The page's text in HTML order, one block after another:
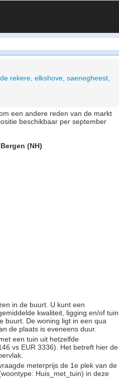
rekere, elkshove, saenegheest,
een andere reden van de markt
beschikbaar per september
(NH)
in de buurt. U kunt een
kwaliteit, ligging en/of tuin
buurt. De woning ligt in een qua
de plaats is eveneens duur.
een tuin uit hetzelfde
vs EUR 3336). Het betreft hier de
meterprijs de 1e plek van de
Huis_met_tuin) in deze